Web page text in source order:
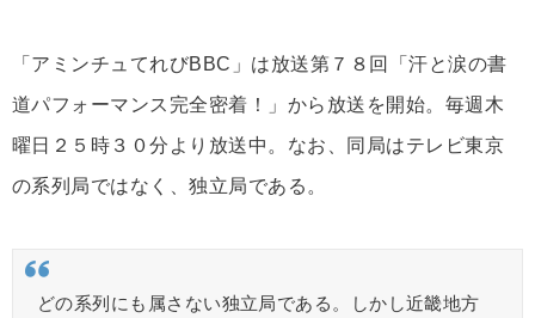
「アミンチュてれびBBC」は放送第７８回「汗と涙の書
道パフォーマンス完全密着！」から放送を開始。毎週木
曜日２５時３０分より放送中。なお、同局はテレビ東京
の系列局ではなく、独立局である。
どの系列にも属さない独立局である。しかし近畿地方